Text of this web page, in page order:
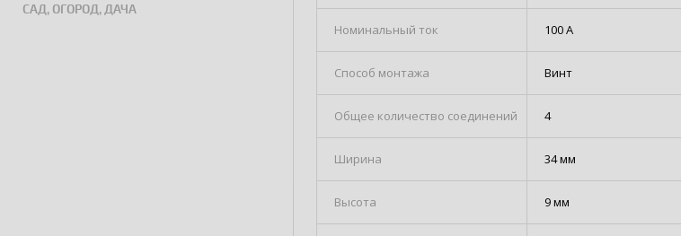
САД, ОГОРОД, ДАЧА
Номинальный ток 100 А
Способ монтажа Винт
Общее количество соединений 4
Ширина 34 мм
Высота 9 мм